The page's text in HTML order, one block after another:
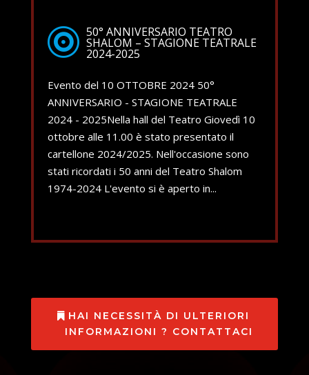
50° ANNIVERSARIO TEATRO
SHALOM – STAGIONE TEATRALE
2024-2025
Evento del 10 OTTOBRE 2024 50°
ANNIVERSARIO - STAGIONE TEATRALE
2024 - 2025Nella hall del Teatro Giovedì 10
ottobre alle 11.00 è stato presentato il
cartellone 2024/2025. Nell'occasione sono
stati ricordati i 50 anni del Teatro Shalom
1974-2024 L'evento si è aperto in...
HAI NECESSITÀ DI ULTERIORI
INFORMAZIONI ? CONTATTACI